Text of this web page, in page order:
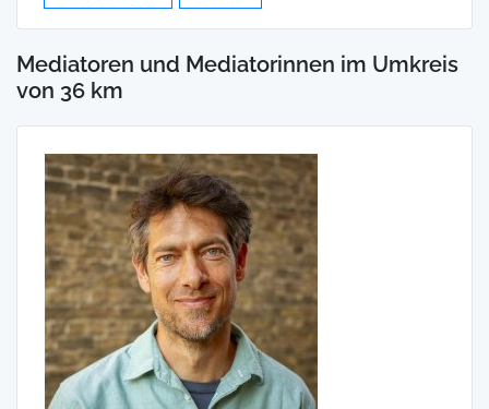
Mediatoren und Mediatorinnen im Umkreis
von 36 km